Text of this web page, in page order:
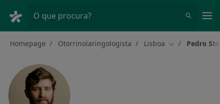
O que procura?
Homepage Otorrinolaringologista Lisboa Mudar de
Pedro